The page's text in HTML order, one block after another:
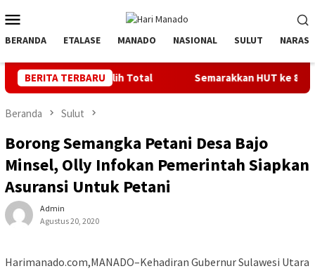
ke
kontenMobile
BERANDA ETALASE MANADO NASIONAL SULUT NARASI
BERITA TERBARU
Pulih Total Semarakkan HUT ke 81 RI, PLN Dorong
Beranda Sulut
Borong Semangka Petani Desa Bajo
Minsel, Olly Infokan Pemerintah Siapkan
Asuransi Untuk Petani
Admin
Agustus 20, 2020
Harimanado.com,MANADO–Kehadiran Gubernur Sulawesi Utara